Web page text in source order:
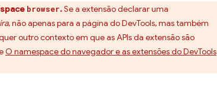
browser.Se a extensão declarar uma
, não apenas para a página do DevTools, mas também
outro contexto em que as APIs da extensão são
O namespace do navegador e as extensões do DevTools